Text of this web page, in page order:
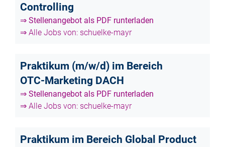
Controlling
⇒ Stellenangebot als PDF runterladen
⇒ Alle Jobs von: schuelke-mayr
Praktikum (m/w/d) im Bereich
OTC‑Marketing DACH
⇒ Stellenangebot als PDF runterladen
⇒ Alle Jobs von: schuelke-mayr
Praktikum im Bereich Global Product